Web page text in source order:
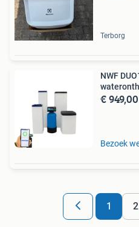
Terborg
NWF
€ 949,00
Bezoek
1 2